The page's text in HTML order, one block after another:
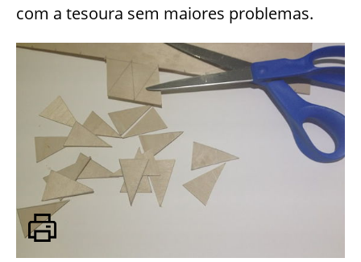
com a tesoura sem maiores problemas.